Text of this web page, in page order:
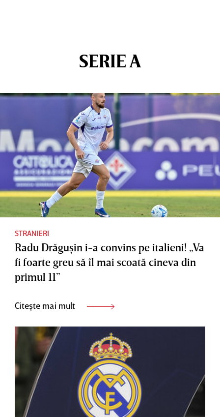
SERIE A
STRANIERI
Radu Drăguşin i-a convins pe italieni! „Va
fi foarte greu să îl mai scoată cineva din
primul 11”
Citește mai mult